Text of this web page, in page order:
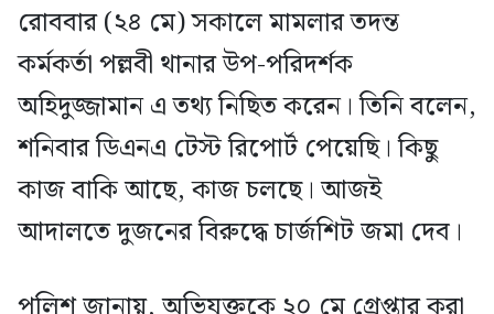
রোববার (২৪ মে) সকালে মামলার তদন্ত
কর্মকর্তা পল্লবী থানার উপ-পরিদর্শক
অহিদুজ্জামান এ তথ্য নিছিত করেন। তিনি বলেন,
শনিবার ডিএনএ টেস্ট রিপোর্ট পেয়েছি। কিছু
কাজ বাকি আছে, কাজ চলছে। আজই
আদালতে দুজনের বিরুদ্ধে চার্জশিট জমা দেব।